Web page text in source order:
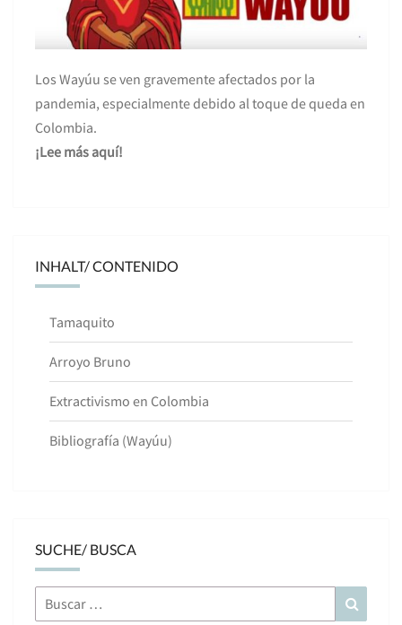
Los Wayúu se ven gravemente afectados por la
pandemia, especialmente debido al toque de queda en
Colombia.
¡Lee más aquí!
INHALT/ CONTENIDO
Tamaquito
Arroyo Bruno
Extractivismo en Colombia
Bibliografía (Wayúu)
SUCHE/ BUSCA
Buscar